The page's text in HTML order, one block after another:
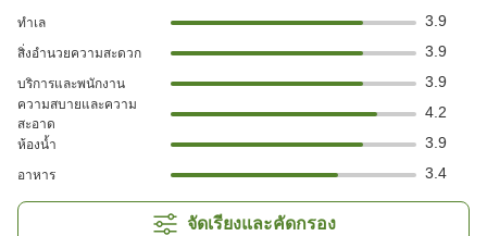
ทำเล 3.9
สิ่งอำนวยความสะดวก 3.9
บริการและพนักงาน 3.9
ความสบายและความ
สะอาด
4.2
ห้องน้ำ 3.9
อาหาร 3.4
จัดเรียงและคัดกรอง